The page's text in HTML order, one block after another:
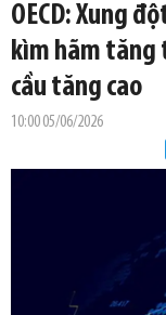
OECD: Xung
kìm hãm
cầu tăng cao
10:00 05/06/2026